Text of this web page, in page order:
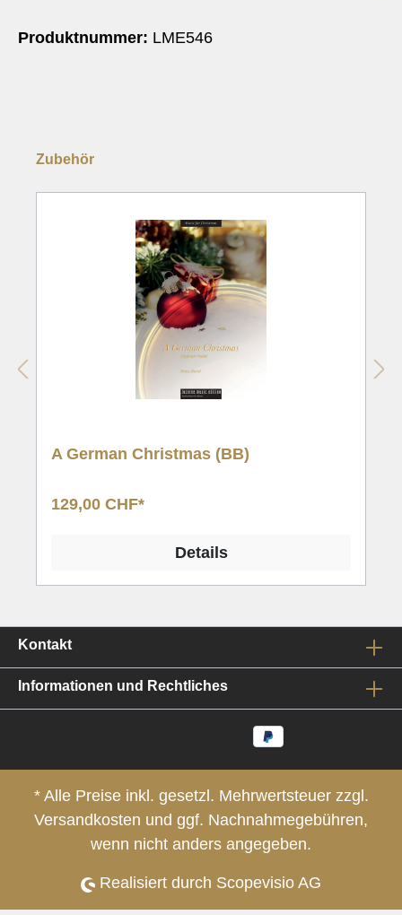
Produktnummer: LME546
Zubehör
A German Christmas (BB)
129,00 CHF*
Details
Kontakt
Informationen und Rechtliches
* Alle Preise inkl. gesetzl. Mehrwertsteuer zzgl.
Versandkosten und ggf. Nachnahmegebühren,
wenn nicht anders angegeben.
Realisiert durch Scopevisio AG